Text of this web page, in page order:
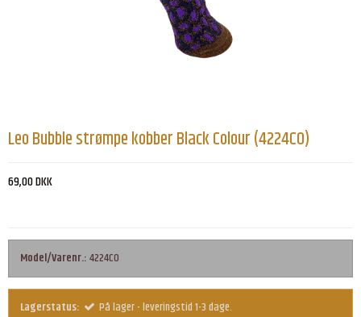
Leo Bubble strømpe kobber Black Colour (4224CO)
69,00 DKK
Model/Varenr.:4224CO
Lagerstatus: På lager - leveringstid 1-3 dage.